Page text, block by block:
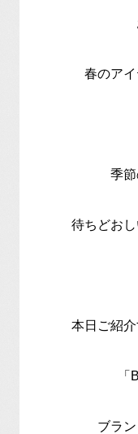
春のアイ
季
待ちどおし
本日ご紹
ブラ